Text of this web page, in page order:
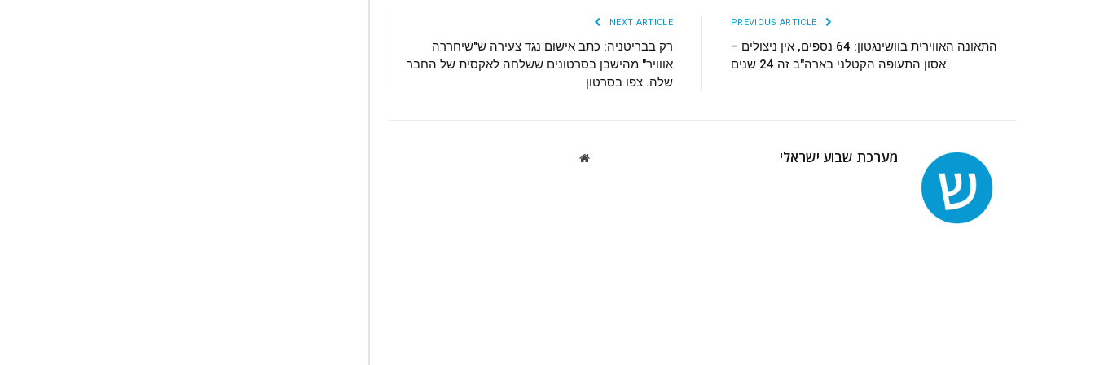
התאונה האווירית בוושינגטון: 64 נספים, אין ניצולים –
אסון התעופה הקטלני בארה"ב זה 24 שנים
NEXT ARTICLE
רק בבריטניה: כתב אישום נגד צעירה ש"שיחררה
אווויר" מהישבן בסרטונים ששלחה לאקסית של החבר
שלה. צפו בסרטון
מערכת שבוע ישראלי Website